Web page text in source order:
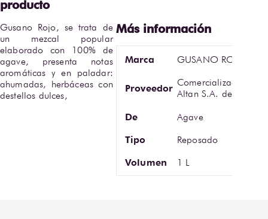
Gusano Rojo, se trata de
un mezcal popular
elaborado con 100% de
agave, presenta notas
aromáticas y en paladar:
ahumadas, herbáceas con
destellos dulces,
Marca GUSANO ROJO
Proveedor Comercializadora
Altan S.A. de C.V.
De Agave
Tipo Reposado
Volumen 1 L